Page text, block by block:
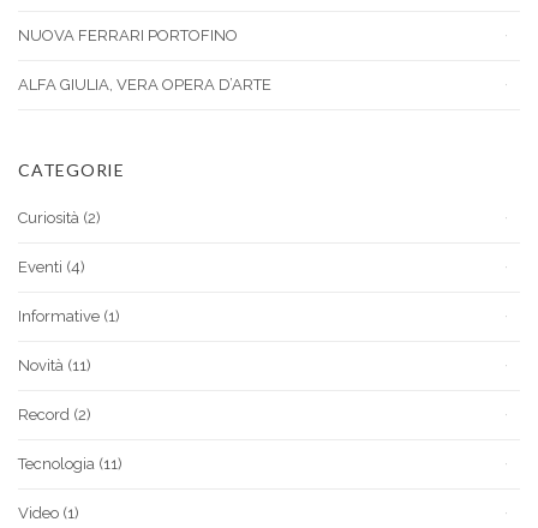
NUOVA FERRARI PORTOFINO
ALFA GIULIA, VERA OPERA D’ARTE
CATEGORIE
Curiosità (2)
Eventi (4)
Informative (1)
Novità (11)
Record (2)
Tecnologia (11)
Video (1)